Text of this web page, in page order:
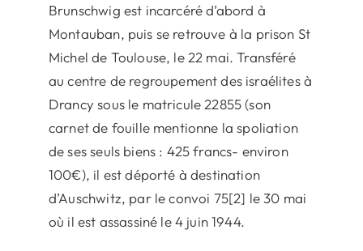
Brunschwig est incarcéré d’abord à
Montauban, puis se retrouve à la prison St
Michel de Toulouse, le 22 mai. Transféré
au centre de regroupement des israélites à
Drancy sous le matricule 22855 (son
carnet de fouille mentionne la spoliation
de ses seuls biens : 425 francs- environ
100€), il est déporté à destination
d’Auschwitz, par le convoi 75[2] le 30 mai
où il est assassiné le 4 juin 1944.